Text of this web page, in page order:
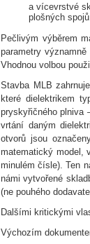
a vícevrstvé
plošných spojů.
Pečlivým výběrem
parametry
Vhodnou volbou
Stavba MLB
které dielektrikem
pryskyřičného plniva
vrtání daným
otvorů jsou
matematický model,
minulém čísle). Ten
námi vytvořené
(ne pouhého
Dalšími kritickými
Výchozím